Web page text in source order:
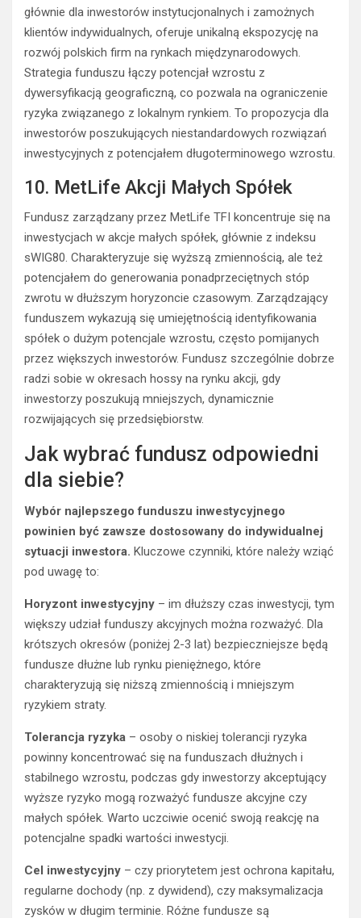
głównie dla inwestorów instytucjonalnych i zamożnych
klientów indywidualnych, oferuje unikalną ekspozycję na
rozwój polskich firm na rynkach międzynarodowych.
Strategia funduszu łączy potencjał wzrostu z
dywersyfikacją geograficzną, co pozwala na ograniczenie
ryzyka związanego z lokalnym rynkiem. To propozycja dla
inwestorów poszukujących niestandardowych rozwiązań
inwestycyjnych z potencjałem długoterminowego wzrostu.
10. MetLife Akcji Małych Spółek
Fundusz zarządzany przez MetLife TFI koncentruje się na
inwestycjach w akcje małych spółek, głównie z indeksu
sWIG80. Charakteryzuje się wyższą zmiennością, ale też
potencjałem do generowania ponadprzeciętnych stóp
zwrotu w dłuższym horyzoncie czasowym. Zarządzający
funduszem wykazują się umiejętnością identyfikowania
spółek o dużym potencjale wzrostu, często pomijanych
przez większych inwestorów. Fundusz szczególnie dobrze
radzi sobie w okresach hossy na rynku akcji, gdy
inwestorzy poszukują mniejszych, dynamicznie
rozwijających się przedsiębiorstw.
Jak wybrać fundusz odpowiedni
dla siebie?
Wybór najlepszego funduszu inwestycyjnego
powinien być zawsze dostosowany do indywidualnej
sytuacji inwestora. Kluczowe czynniki, które należy wziąć
pod uwagę to:
Horyzont inwestycyjny – im dłuższy czas inwestycji, tym
większy udział funduszy akcyjnych można rozważyć. Dla
krótszych okresów (poniżej 2-3 lat) bezpieczniejsze będą
fundusze dłużne lub rynku pieniężnego, które
charakteryzują się niższą zmiennością i mniejszym
ryzykiem straty.
Tolerancja ryzyka – osoby o niskiej tolerancji ryzyka
powinny koncentrować się na funduszach dłużnych i
stabilnego wzrostu, podczas gdy inwestorzy akceptujący
wyższe ryzyko mogą rozważyć fundusze akcyjne czy
małych spółek. Warto uczciwie ocenić swoją reakcję na
potencjalne spadki wartości inwestycji.
Cel inwestycyjny – czy priorytetem jest ochrona kapitału,
regularne dochody (np. z dywidend), czy maksymalizacja
zysków w długim terminie. Różne fundusze są